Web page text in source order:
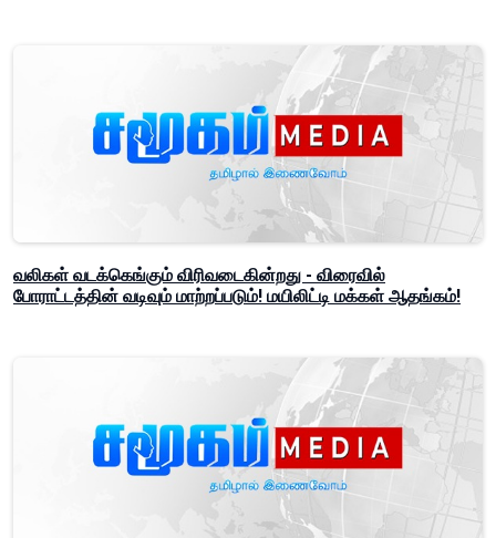
வலிகள் வடக்கெங்கும் விரிவடைகின்றது - விரைவில்
போராட்டத்தின் வடிவும் மாற்றப்படும்! மயிலிட்டி மக்கள் ஆதங்கம்!